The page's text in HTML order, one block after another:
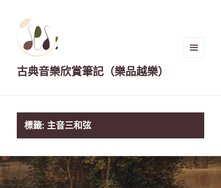
古典音樂欣賞筆記（樂品越樂）
標籤: 主音三和弦